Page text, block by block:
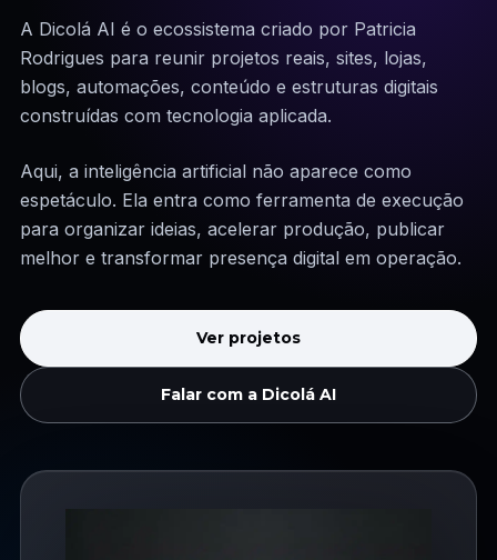
A Dicolá AI é o ecossistema criado por Patricia
Rodrigues para reunir projetos reais, sites, lojas,
blogs, automações, conteúdo e estruturas digitais
construídas com tecnologia aplicada.
Aqui, a inteligência artificial não aparece como
espetáculo. Ela entra como ferramenta de execução
para organizar ideias, acelerar produção, publicar
melhor e transformar presença digital em operação.
Ver projetos
Falar com a Dicolá AI